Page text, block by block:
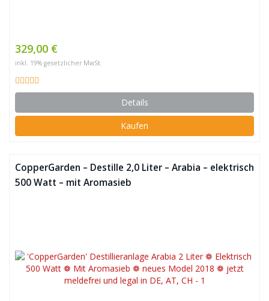
329,00 €
inkl. 19% gesetzlicher MwSt.
Details
Kaufen
CopperGarden – Destille 2,0 Liter – Arabia – elektrisch
500 Watt – mit Aromasieb